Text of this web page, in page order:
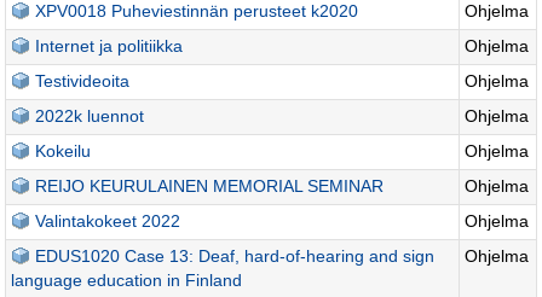
XPV0018 Puheviestinnän perusteet k2020
Ohjelma
Internet ja politiikka
Ohjelma
Testivideoita
Ohjelma
2022k luennot
Ohjelma
Kokeilu
Ohjelma
REIJO KEURULAINEN MEMORIAL SEMINAR
Ohjelma
Valintakokeet 2022
Ohjelma
EDUS1020 Case 13: Deaf, hard-of-hearing and sign
language education in Finland
Ohjelma